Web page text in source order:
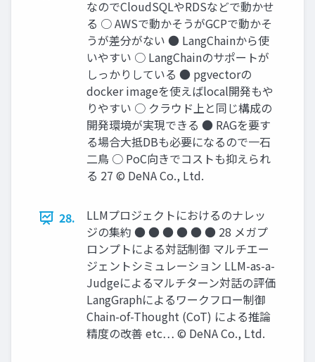
なのでCloudSQLやRDSなどで動かせ
る ○ AWSで動かそうがGCPで動かそ
うが差分がない ● LangChainから使
いやすい ○ LangChainのサポートが
しっかりしている ● pgvectorの
docker imageを使えばlocal開発もや
りやすい ○ クラウド上と同じ構成の
開発環境が実現できる ● RAGを要す
る場合⼤抵DBも必要になるので⼀⽯
⼆⿃ ○ PoC向きでコストも抑えられ
る 27 © DeNA Co., Ltd.
28.
LLMプロジェクトにおけるのナレッ
ジの集約 ● ● ● ● ● ● 28 メガプ
ロンプトによる対話制御 マルチエー
ジェントシミュレーション LLM-as-a-
Judgeによるマルチターン対話の評価
LangGraphによるワークフロー制御
Chain-of-Thought (CoT) による推論
精度の改善 etc… © DeNA Co., Ltd.